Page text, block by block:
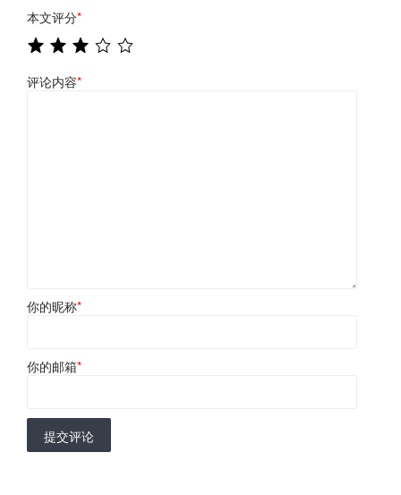
本文评分*
评论内容*
你的昵称*
你的邮箱*
提交评论